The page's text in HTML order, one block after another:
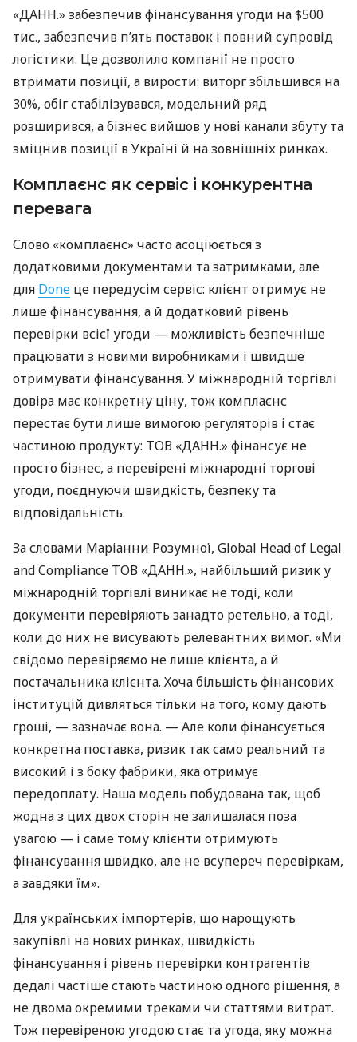
«ДАНН.» забезпечив фінансування угоди на $500
тис., забезпечив п’ять поставок і повний супровід
логістики. Це дозволило компанії не просто
втримати позиції, а вирости: виторг збільшився на
30%, обіг стабілізувався, модельний ряд
розширився, а бізнес вийшов у нові канали збуту та
зміцнив позиції в Україні й на зовнішніх ринках.
Комплаєнс як сервіс і конкурентна
перевага
Слово «комплаєнс» часто асоціюється з
додатковими документами та затримками, але
для Done це передусім сервіс: клієнт отримує не
лише фінансування, а й додатковий рівень
перевірки всієї угоди — можливість безпечніше
працювати з новими виробниками і швидше
отримувати фінансування. У міжнародній торгівлі
довіра має конкретну ціну, тож комплаєнс
перестає бути лише вимогою регуляторів і стає
частиною продукту: ТОВ «ДАНН.» фінансує не
просто бізнес, а перевірені міжнародні торгові
угоди, поєднуючи швидкість, безпеку та
відповідальність.
За словами Маріанни Розумної, Global Head of Legal
and Compliance ТОВ «ДАНН.», найбільший ризик у
міжнародній торгівлі виникає не тоді, коли
документи перевіряють занадто ретельно, а тоді,
коли до них не висувають релевантних вимог. «Ми
свідомо перевіряємо не лише клієнта, а й
постачальника клієнта. Хоча більшість фінансових
інституцій дивляться тільки на того, кому дають
гроші, — зазначає вона. — Але коли фінансується
конкретна поставка, ризик так само реальний та
високий і з боку фабрики, яка отримує
передоплату. Наша модель побудована так, щоб
жодна з цих двох сторін не залишалася поза
увагою — і саме тому клієнти отримують
фінансування швидко, але не всупереч перевіркам,
а завдяки їм».
Для українських імпортерів, що нарощують
закупівлі на нових ринках, швидкість
фінансування і рівень перевірки контрагентів
дедалі частіше стають частиною одного рішення, а
не двома окремими треками чи статтями витрат.
Тож перевіреною угодою стає та угода, яку можна